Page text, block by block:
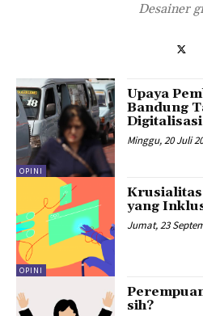
Desainer
OPINI
Upaya
Bandung
Digitalisasi
Minggu, 20 Juli
OPINI
yang
Jumat, 23
sih?